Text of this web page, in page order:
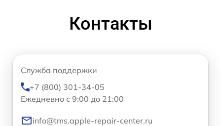
Контакты
Служба поддержки
+7 (800) 301-34-05
Ежедневно с 9:00 до 21:00
info@tms.apple-repair-center.ru